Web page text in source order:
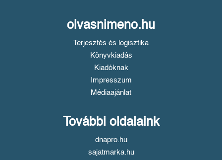
olvasnimeno.hu
Terjesztés és logisztika
Könyvkiadás
Kiadóknak
Impresszum
Médiaajánlat
További oldalaink
dnapro.hu
sajatmarka.hu